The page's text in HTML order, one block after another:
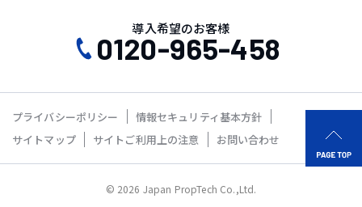
導入希望のお客様
0120-965-458
プライバシーポリシー
情報セキュリティ基本方針
サイトマップ
サイトご利用上の注意 お問い合わせ
© 2026 Japan PropTech Co.,Ltd.